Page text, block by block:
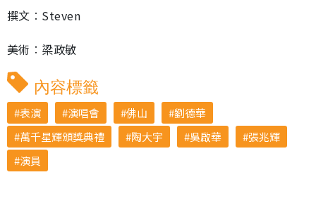
撰文︰Steven
美術︰梁政敏
內容標籤
表演 演唱會 佛山
劉德華
萬千星輝頒獎典禮
陶大宇 吳啟華
張兆輝
演員